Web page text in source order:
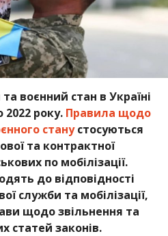
воєнний стан в Україні
року. Правила щодо
станустосуються
та контрактної
по мобілізації.
до відповідності
служби та мобілізації,
щодо звільнення та
статей законів.